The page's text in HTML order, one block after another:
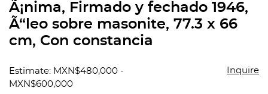
Ã¡nima, Firmado y fechado 1946,
Ã“leo sobre masonite, 77.3 x 66
cm, Con constancia
Estimate: MXN$480,000 -
MXN$600,000
Inquire